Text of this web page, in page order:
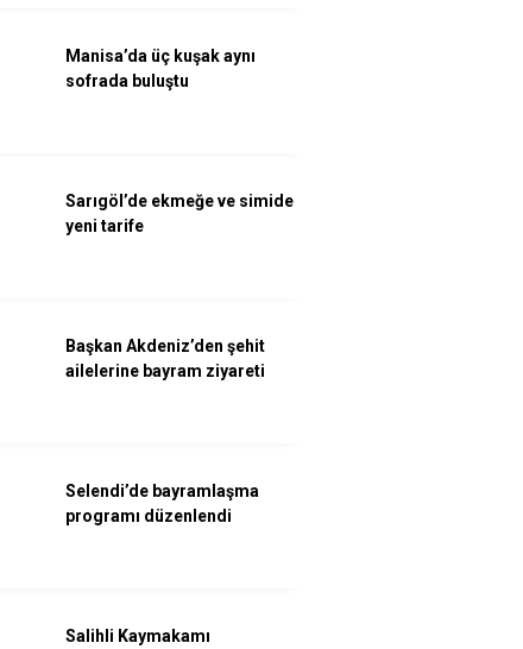
Manisa’da üç kuşak aynı
sofrada buluştu
Sarıgöl’de ekmeğe ve simide
yeni tarife
Başkan Akdeniz’den şehit
ailelerine bayram ziyareti
Selendi’de bayramlaşma
programı düzenlendi
Salihli Kaymakamı